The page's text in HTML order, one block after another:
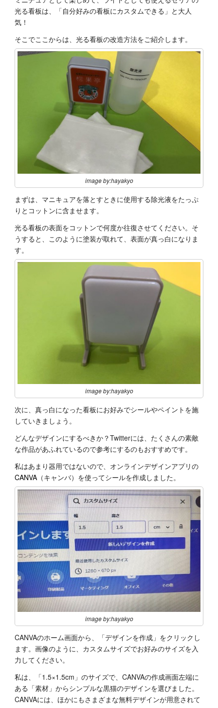
光る看板は、「自分好みの看板にカスタムできる」と大人
気！
そこでここからは、光る看板の改造方法をご紹介します。
image by:hayakyo
まずは、マニキュアを落とすときに使用する除光液をたっぷ
りとコットンに含ませます。
光る看板の表面をコットンで何度か往復させてください。そ
うすると、このように塗装が取れて、表面が真っ白になりま
す。
image by:hayakyo
次に、真っ白になった看板にお好みでシールやペイントを施
していきましょう。
どんなデザインにするべきか？Twitterには、たくさんの素敵
な作品があふれているので参考にするのもおすすめです。
私はあまり器用ではないので、オンラインデザインアプリの
CANVA （キャンバ）を使ってシールを作成しました。
image by:hayakyo
CANVAのホーム画面から、「デザインを作成」をクリックし
ます。画像のように、カスタムサイズでお好みのサイズを入
力してください。
私は、「1.5×1.5cm」のサイズで、CANVAの作成画面左端に
ある「素材」からシンプルな黒猫のデザインを選びました。
CANVAには、ほかにもさまざまな無料デザインが用意されて